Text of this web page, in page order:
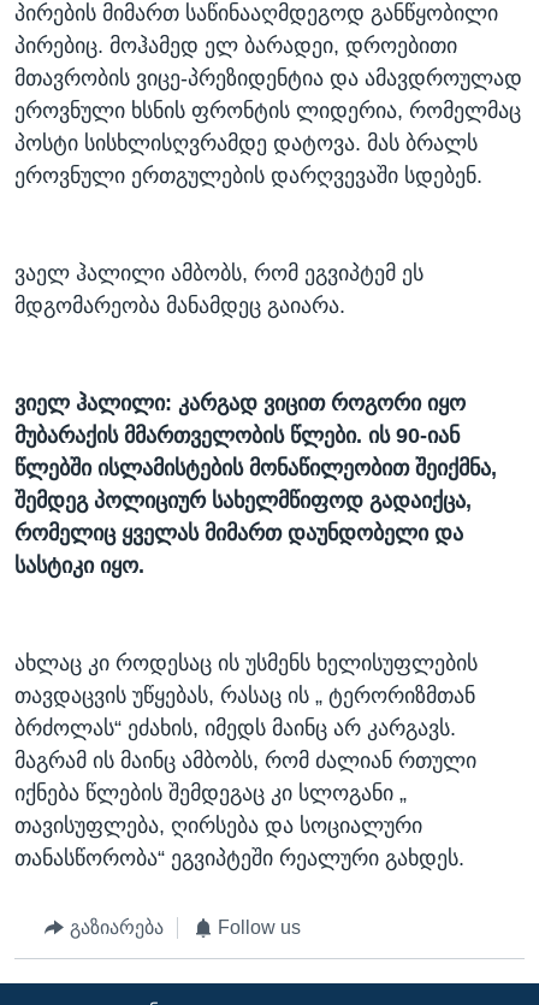
პირების მიმართ საწინააღმდეგოდ განწყობილი
პირებიც. მოჰამედ ელ ბარადეი, დროებითი
მთავრობის ვიცე-პრეზიდენტია და ამავდროულად
ეროვნული ხსნის ფრონტის ლიდერია, რომელმაც
პოსტი სისხლისღვრამდე დატოვა. მას ბრალს
ეროვნული ერთგულების დარღვევაში სდებენ.
ვაელ ჰალილი ამბობს, რომ ეგვიპტემ ეს
მდგომარეობა მანამდეც გაიარა.
ვიელ ჰალილი: კარგად ვიცით როგორი იყო
მუბარაქის მმართველობის წლები. ის 90-იან
წლებში ისლამისტების მონაწილეობით შეიქმნა,
შემდეგ პოლიციურ სახელმწიფოდ გადაიქცა,
რომელიც ყველას მიმართ დაუნდობელი და
სასტიკი იყო.
ახლაც კი როდესაც ის უსმენს ხელისუფლების
თავდაცვის უწყებას, რასაც ის „ ტერორიზმთან
ბრძოლას“ ეძახის, იმედს მაინც არ კარგავს.
მაგრამ ის მაინც ამბობს, რომ ძალიან რთული
იქნება წლების შემდეგაც კი სლოგანი „
თავისუფლება, ღირსება და სოციალური
თანასწორობა“ ეგვიპტეში რეალური გახდეს.
გაზიარება Follow us